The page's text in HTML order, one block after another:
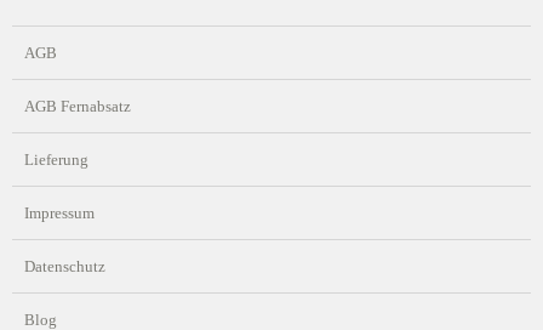
AGB
AGB Fernabsatz
Lieferung
Impressum
Datenschutz
Blog